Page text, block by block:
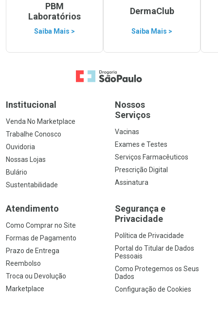
PBM
Laboratórios
Saiba Mais >
DermaClub
Saiba Mais >
Ir para a Home
Institucional
Venda No Marketplace
Trabalhe Conosco
Ouvidoria
Nossas Lojas
Bulário
Sustentabilidade
Nossos
Serviços
Vacinas
Exames e Testes
Serviços Farmacêuticos
Prescrição Digital
Assinatura
Atendimento
Como Comprar no Site
Formas de Pagamento
Prazo de Entrega
Reembolso
Troca ou Devolução
Marketplace
Segurança e
Privacidade
Política de Privacidade
Portal do Titular de Dados
Pessoais
Como Protegemos os Seus
Dados
Configuração de Cookies